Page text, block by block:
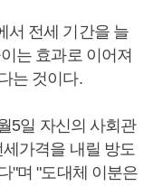
서 전세 기간을 늘
는 효과로 이어져
는 것이다.
5일 자신의 사회관
가격을 내릴 방도
"며 "도대체 이분은